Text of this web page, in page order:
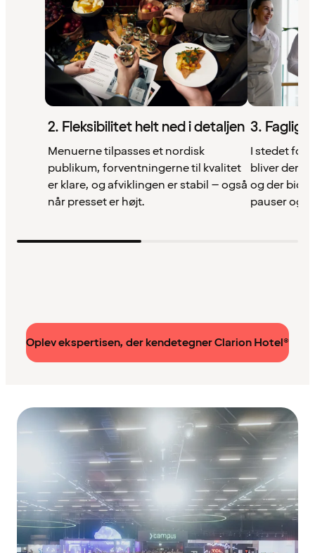
2. Fleksibilitet helt ned i detaljen
Menuerne tilpasses et nordisk
publikum, forventningerne til kvalitet
er klare, og afviklingen er stabil – også
når presset er højt.
3. Fagligt
I stedet for
bliver der
og der
pauser og
Oplev ekspertisen, der kendetegner Clarion Hotel®